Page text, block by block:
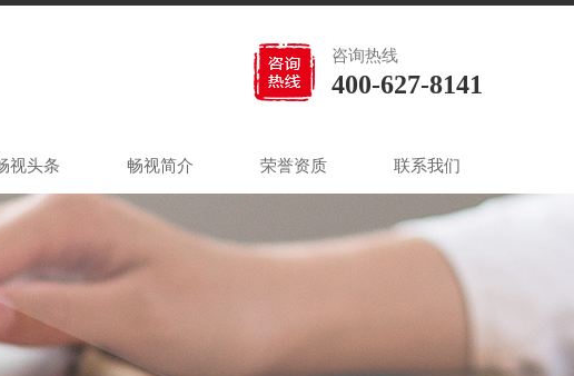
咨询热线
400-627-8141
视头条 畅视简介 荣誉资质 联系我们